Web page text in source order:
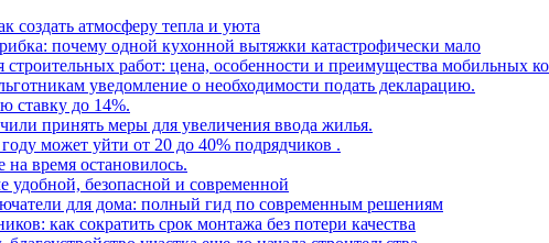
создать атмосферу тепла и уюта
почему одной кухонной вытяжки катастрофически мало
работ: цена, особенности и преимущества мобильных
уведомление о необходимости подать декларацию.
ставку до 14%.
принять меры для увеличения ввода жилья.
может уйти от 20 до 40% подрядчиков .
время остановилось.
удобной, безопасной и современной
для дома: полный гид по современным решениям
как сократить срок монтажа без потери качества